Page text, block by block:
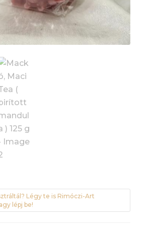
Légy te is Rimóczi-Art
lépj be!